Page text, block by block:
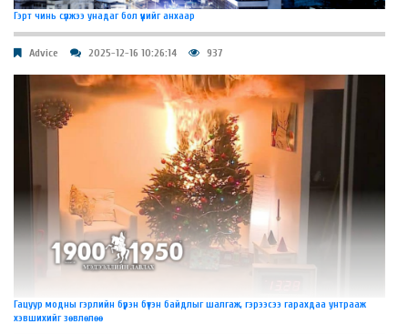
Гэрт чинь сүлжээ унадаг бол үүнийг анхаар
Advice 2025-12-16 10:26:14 937
Гацуур модны гэрлийн бүрэн бүтэн байдлыг шалгаж, гэрээсээ гарахдаа унтрааж
хэвшихийг зөвлөлөө